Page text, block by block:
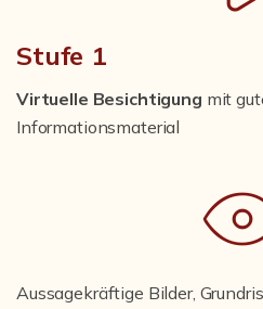
Stufe 1
Virtuelle Besichtigung mit
Informationsmaterial
Aussagekräftige Bilder,